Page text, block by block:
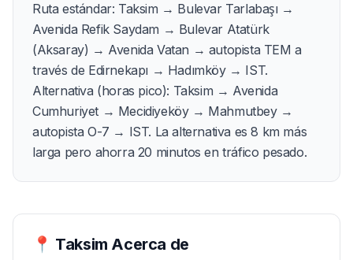
Ruta estándar: Taksim → Bulevar Tarlabaşı →
Avenida Refik Saydam → Bulevar Atatürk
(Aksaray) → Avenida Vatan → autopista TEM a
través de Edirnekapı → Hadımköy → IST.
Alternativa (horas pico): Taksim → Avenida
Cumhuriyet → Mecidiyeköy → Mahmutbey →
autopista O-7 → IST. La alternativa es 8 km más
larga pero ahorra 20 minutos en tráfico pesado.
📍 Taksim Acerca de